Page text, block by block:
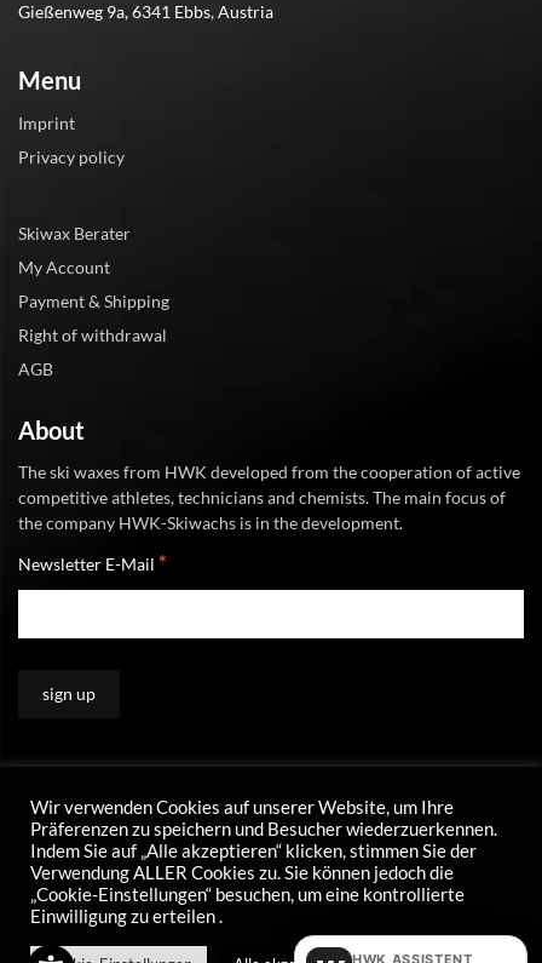
Gießenweg 9a, 6341 Ebbs, Austria
Menu
Imprint
Privacy policy
Skiwax Berater
My Account
Payment & Shipping
Right of withdrawal
AGB
About
The ski waxes from HWK developed from the cooperation of active
competitive athletes, technicians and chemists. The main focus of
the company HWK-Skiwachs is in the development.
Newsletter E-Mail *
Wir verwenden Cookies auf unserer Website, um Ihre
Präferenzen zu speichern und Besucher wiederzuerkennen.
Indem Sie auf „Alle akzeptieren“ klicken, stimmen Sie der
Verwendung ALLER Cookies zu. Sie können jedoch die
„Cookie-Einstellungen“ besuchen, um eine kontrollierte
Einwilligung zu erteilen .
HWK ASSISTENT